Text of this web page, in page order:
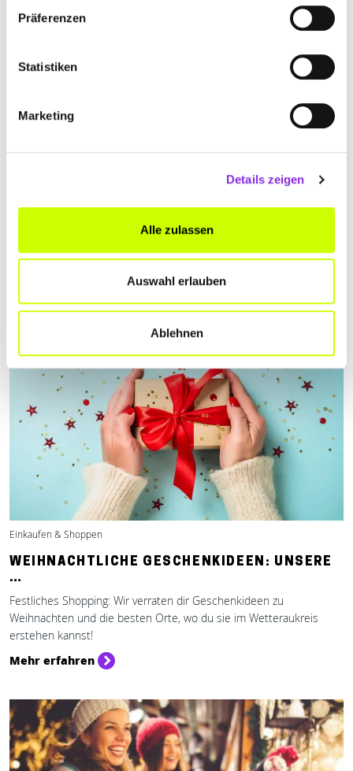
Präferenzen
Statistiken
Marketing
Details zeigen
Alle zulassen
Auswahl erlauben
Ablehnen
VERKAUFSOFFENER SONNTAG: TERMINE FÜR
Wochenende nutzen, um die historischen Altstädte der Wetterau
zu erkunden und dabei entspannt durch die Geschäfte zu ziehen?
Mehr erfahren
Einkaufen & Shoppen
WEIHNACHTLICHE GESCHENKIDEEN: UNSERE
…
Festliches Shopping: Wir verraten dir Geschenkideen zu
Weihnachten und die besten Orte, wo du sie im Wetteraukreis
erstehen kannst!
Mehr erfahren